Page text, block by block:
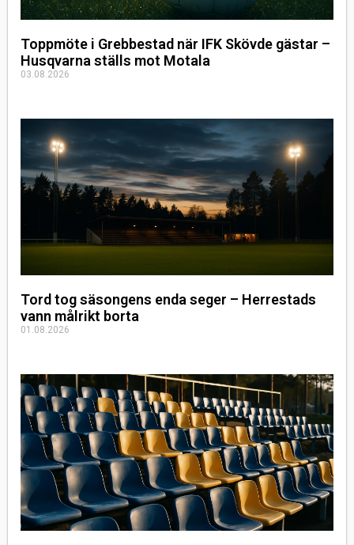
Toppmöte i Grebbestad när IFK Skövde gästar –
Husqvarna ställs mot Motala
03.08.2026
Tord tog säsongens enda seger – Herrestads
vann målrikt borta
01.08.2026